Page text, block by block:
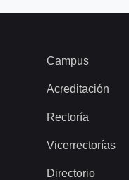
Campus
Acreditación
Rectoría
Vicerrectorías
Directorio